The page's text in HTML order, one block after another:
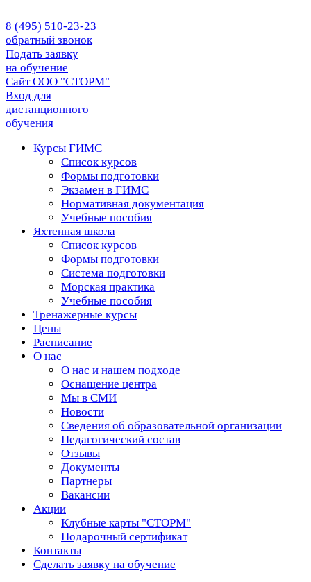
8 (495) 510-23-23
обратный звонок
Подать заявку
на обучение
Сайт ООО "СТОРМ"
Вход для
дистанционного
обучения
Курсы ГИМС
Список курсов
Формы подготовки
Экзамен в ГИМС
Нормативная документация
Учебные пособия
Яхтенная школа
Список курсов
Формы подготовки
Cистема подготовки
Морская практика
Учебные пособия
Тренажерные курсы
Цены
Расписание
О нас
О нас и нашем подходе
Оснащение центра
Мы в СМИ
Новости
Сведения об образовательной организации
Педагогический состав
Отзывы
Документы
Партнеры
Вакансии
Акции
Клубные карты "СТОРМ"
Подарочный сертификат
Контакты
Сделать заявку на обучение